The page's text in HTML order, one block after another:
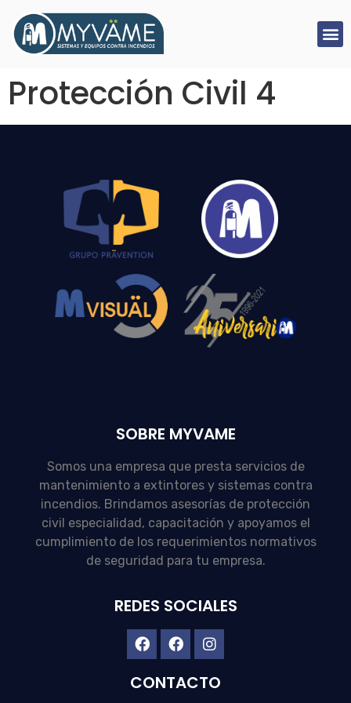
Protección Civil 4
SOBRE MYVAME
Somos una empresa que presta servicios de
mantenimiento a extintores y sistemas contra
incendios. Brindamos asesorías de protección
civil especialidad, capacitación y apoyamos el
cumplimiento de los requerimientos normativos
de seguridad para tu empresa.
REDES SOCIALES
CONTACTO